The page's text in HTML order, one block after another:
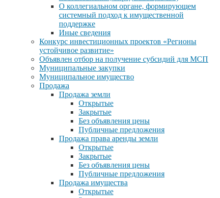
О коллегиальном органе, формирующем
системный подход к имущественной
поддержке
Иные сведения
Конкурс инвестиционных проектов «Регионы
устойчивое развитие»
Объявлен отбор на получение субсидий для МСП
Муниципальные закупки
Муниципальное имущество
Продажа
Продажа земли
Открытые
Закрытые
Без объявления цены
Публичные предложения
Продажа права аренды земли
Открытые
Закрытые
Без объявления цены
Публичные предложения
Продажа имущества
Открытые